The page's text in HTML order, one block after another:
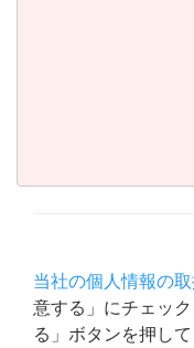
当社の個人情報の
意する」にチェッ
る」ボタンを押して